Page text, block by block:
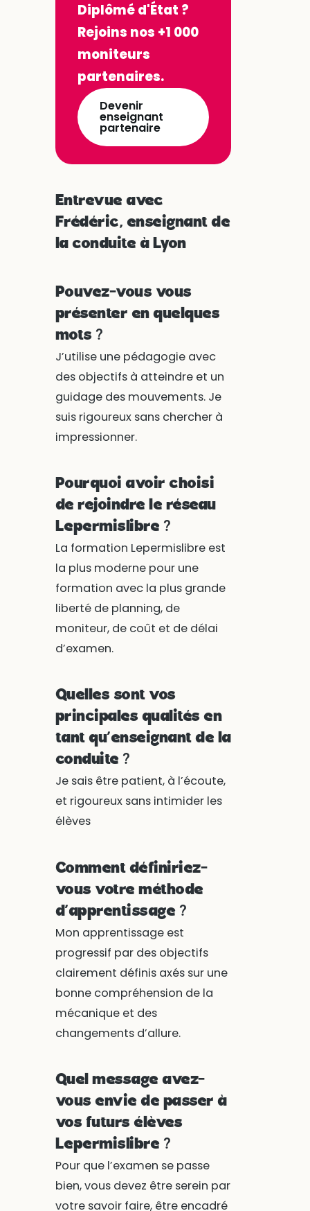
Diplômé d'État ?
Rejoins nos +1 000
moniteurs
partenaires.
Devenir
enseignant
partenaire
Entrevue avec
Frédéric, enseignant de
la conduite à Lyon
Pouvez-vous vous
présenter en quelques
mots ?
J’utilise une pédagogie avec
des objectifs à atteindre et un
guidage des mouvements. Je
suis rigoureux sans chercher à
impressionner.
Pourquoi avoir choisi
de rejoindre le réseau
Lepermislibre ?
La formation Lepermislibre est
la plus moderne pour une
formation avec la plus grande
liberté de planning, de
moniteur, de coût et de délai
d’examen.
Quelles sont vos
principales qualités en
tant qu’enseignant de la
conduite ?
Je sais être patient, à l’écoute,
et rigoureux sans intimider les
élèves
Comment définiriez-
vous votre méthode
d’apprentissage ?
Mon apprentissage est
progressif par des objectifs
clairement définis axés sur une
bonne compréhension de la
mécanique et des
changements d’allure.
Quel message avez-
vous envie de passer à
vos futurs élèves
Lepermislibre ?
Pour que l’examen se passe
bien, vous devez être serein par
votre savoir faire, être encadré